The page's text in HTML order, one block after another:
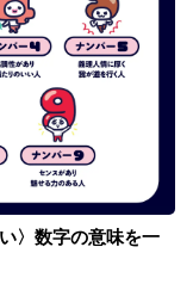
〉数字の意味を一